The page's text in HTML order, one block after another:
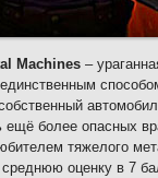
Machines –
ещё более опасных
тяжелого
среднюю оценку в 7